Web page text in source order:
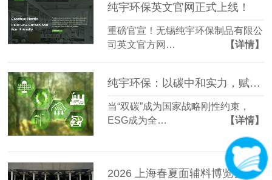
纯宇环保英文官网正式上线！
重磅官宣！无锡纯宇环保制品有限公
司英文官方网…
【详情】
纯宇环保：以碳中和实力，赋能企业 ESG 价值与全球绿色增长
当“双碳”成为国家战略刚性约束，
ESG成为全…
【详情】
2026 上海春夏面辅料博览会，纯宇环保与您不见不散！